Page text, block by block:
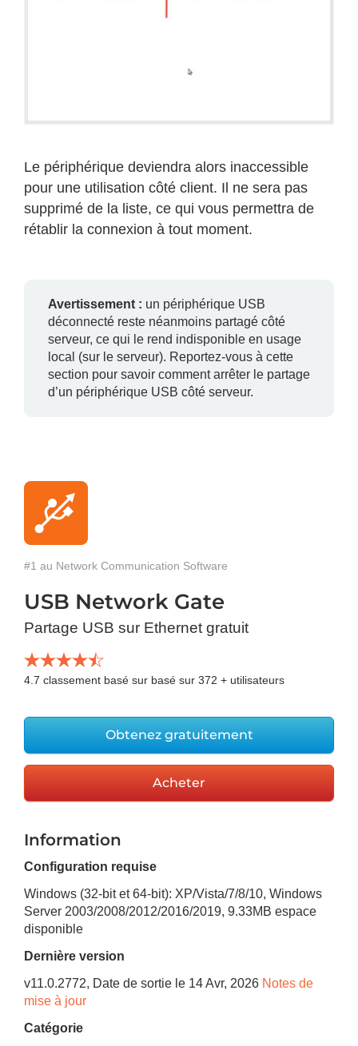
Le périphérique deviendra alors inaccessible
pour une utilisation côté client. Il ne sera pas
supprimé de la liste, ce qui vous permettra de
rétablir la connexion à tout moment.
Avertissement : un périphérique USB
déconnecté reste néanmoins partagé côté
serveur, ce qui le rend indisponible en usage
local (sur le serveur). Reportez-vous à cette
section pour savoir comment arrêter le partage
d’un périphérique USB côté serveur.
#1 au Network Communication Software
USB Network Gate
Partage USB sur Ethernet gratuit
4.7 classement basé sur basé sur 372 + utilisateurs
Obtenez gratuitement
Acheter
Information
Configuration requise
Windows (32-bit et 64-bit): XP/Vista/7/8/10, Windows
Server 2003/2008/2012/2016/2019, 9.33MB espace
disponible
Dernière version
v11.0.2772, Date de sortie le 14 Avr, 2026 Notes de
mise à jour
Catégorie